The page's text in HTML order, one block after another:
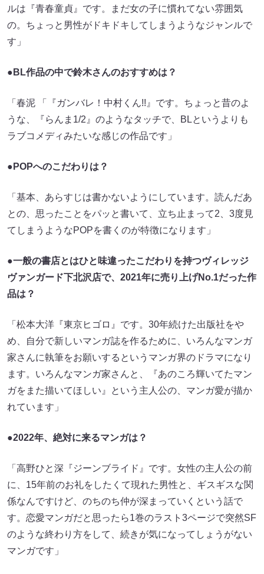
ルは『青春童貞』です。まだ女の子に慣れてない雰囲気
の。ちょっと男性がドキドキしてしまうようなジャンルで
す」
●BL作品の中で鈴木さんのおすすめは？
「春泥 「『ガンバレ！中村くん!!』です。ちょっと昔のよ
うな、『らんま1/2』のようなタッチで、BLというよりも
ラブコメディみたいな感じの作品です」
●POPへのこだわりは？
「基本、あらすじは書かないようにしています。読んだあ
との、思ったことをパッと書いて、立ち止まって2、3度見
てしまうようなPOPを書くのが特徴になります」
●一般の書店とはひと味違ったこだわりを持つヴィレッジ
ヴァンガード下北沢店で、2021年に売り上げNo.1だった作
品は？
「松本大洋『東京ヒゴロ』です。30年続けた出版社をや
め、自分で新しいマンガ誌を作るために、いろんなマンガ
家さんに執筆をお願いするというマンガ界のドラマになり
ます。いろんなマンガ家さんと、『あのころ輝いてたマン
ガをまた描いてほしい』という主人公の、マンガ愛が描か
れています」
●2022年、絶対に来るマンガは？
「高野ひと深『ジーンブライド』です。女性の主人公の前
に、15年前のお礼をしたくて現れた男性と、ギスギスな関
係なんですけど、のちのち仲が深まっていくという話で
す。恋愛マンガだと思ったら1巻のラスト3ページで突然SF
のような終わり方をして、続きが気になってしょうがない
マンガです」